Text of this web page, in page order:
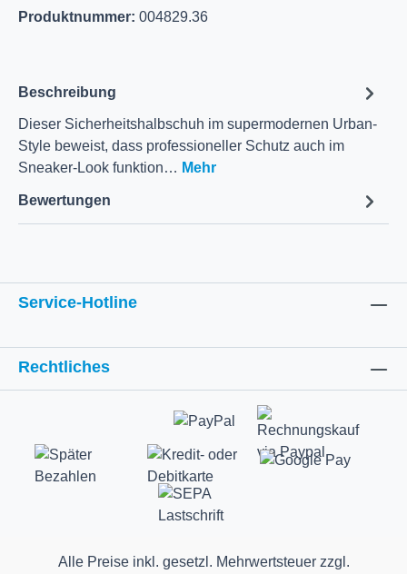
Produktnummer: 004829.36
Beschreibung
Dieser Sicherheitshalbschuh im supermodernen Urban-
Style beweist, dass professioneller Schutz auch im
Sneaker-Look funktion… Mehr
Bewertungen
Service-Hotline
Rechtliches
Alle Preise inkl. gesetzl. Mehrwertsteuer zzgl.